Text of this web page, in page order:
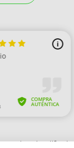
mostrar el certificado.